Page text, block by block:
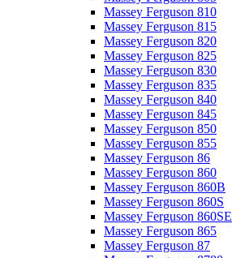
Massey Ferguson 810
Massey Ferguson 815
Massey Ferguson 820
Massey Ferguson 825
Massey Ferguson 830
Massey Ferguson 835
Massey Ferguson 840
Massey Ferguson 845
Massey Ferguson 850
Massey Ferguson 855
Massey Ferguson 86
Massey Ferguson 860
Massey Ferguson 860B
Massey Ferguson 860S
Massey Ferguson 860SE
Massey Ferguson 865
Massey Ferguson 87